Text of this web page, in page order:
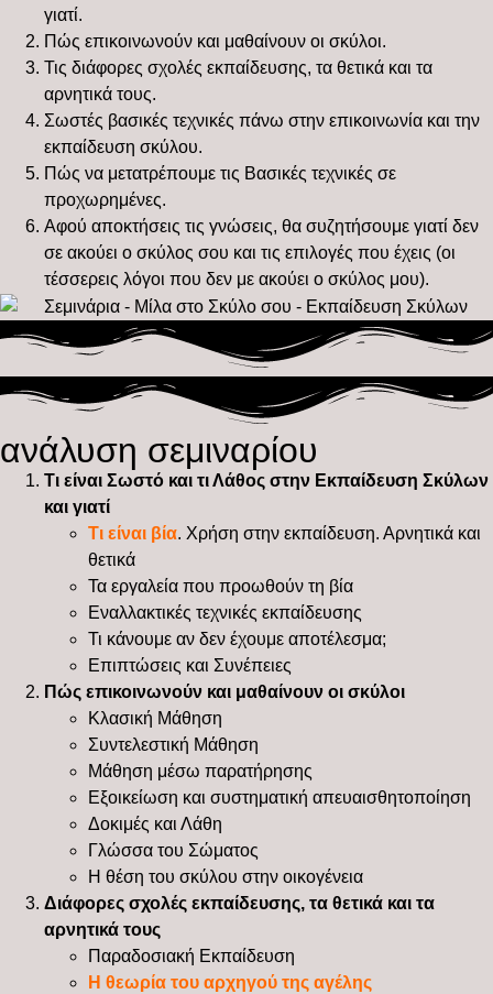
γιατί.
Πώς επικοινωνούν και μαθαίνουν οι σκύλοι.
Τις διάφορες σχολές εκπαίδευσης, τα θετικά και τα
αρνητικά τους.
Σωστές βασικές τεχνικές πάνω στην επικοινωνία και την
εκπαίδευση σκύλου.
Πώς να μετατρέπουμε τις Βασικές τεχνικές σε
προχωρημένες.
Αφού αποκτήσεις τις γνώσεις, θα συζητήσουμε γιατί δεν
σε ακούει ο σκύλος σου και τις επιλογές που έχεις (οι
τέσσερεις λόγοι που δεν με ακούει ο σκύλος μου).
ανάλυση σεμιναρίου
Τι είναι Σωστό και τι Λάθος στην Εκπαίδευση Σκύλων
και γιατί
Τι είναι βία. Χρήση στην εκπαίδευση. Αρνητικά και
θετικά
Τα εργαλεία που προωθούν τη βία
Εναλλακτικές τεχνικές εκπαίδευσης
Τι κάνουμε αν δεν έχουμε αποτέλεσμα;
Επιπτώσεις και Συνέπειες
Πώς επικοινωνούν και μαθαίνουν οι σκύλοι
Κλασική Μάθηση
Συντελεστική Μάθηση
Μάθηση μέσω παρατήρησης
Εξοικείωση και συστηματική απευαισθητοποίηση
Δοκιμές και Λάθη
Γλώσσα του Σώματος
Η θέση του σκύλου στην οικογένεια
Διάφορες σχολές εκπαίδευσης, τα θετικά και τα
αρνητικά τους
Παραδοσιακή Εκπαίδευση
Η θεωρία του αρχηγού της αγέλης